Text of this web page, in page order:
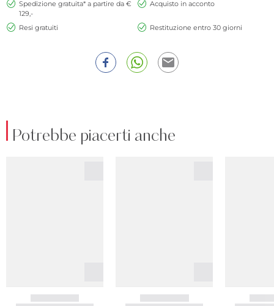
Spedizione gratuita* a partire da €
129,-
Acquisto in acconto
Resi gratuiti Restituzione entro 30 giorni
Potrebbe piacerti anche